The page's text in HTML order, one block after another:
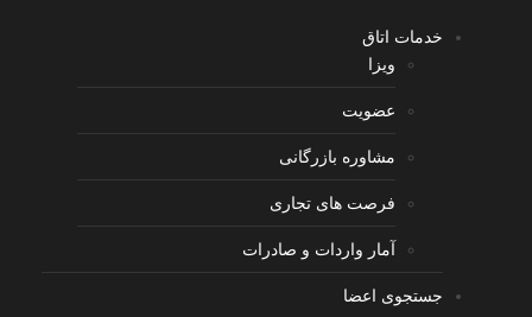
خدمات اتاق
ویزا
عضویت
مشاوره بازرگانی
فرصت های تجاری
آمار واردات و صادرات
جستجوی اعضا